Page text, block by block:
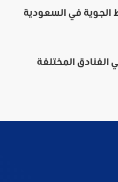
الجوية في السعودية
المختلفة